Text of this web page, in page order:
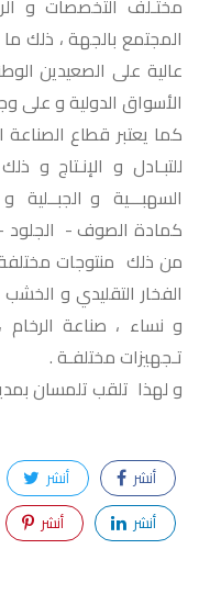
المجتمع بالجهة ، ذلك
عالية على الصعيدين
الأسواق الدولية و على
كما يعتبر قطاع الصناعة
للتبـادل و الإنـتاج و
السهبـــية و
كمادة الصوف - الجلود –
من ذلك منتوجات مختلفة :
الفخار التقليدي و الخشب
و نساء ، صناعة الرخام
تـجهيزات مختلفـة .
و لهذا تلقب تلمسان
أنشر أنشر
أنشر
أنشر